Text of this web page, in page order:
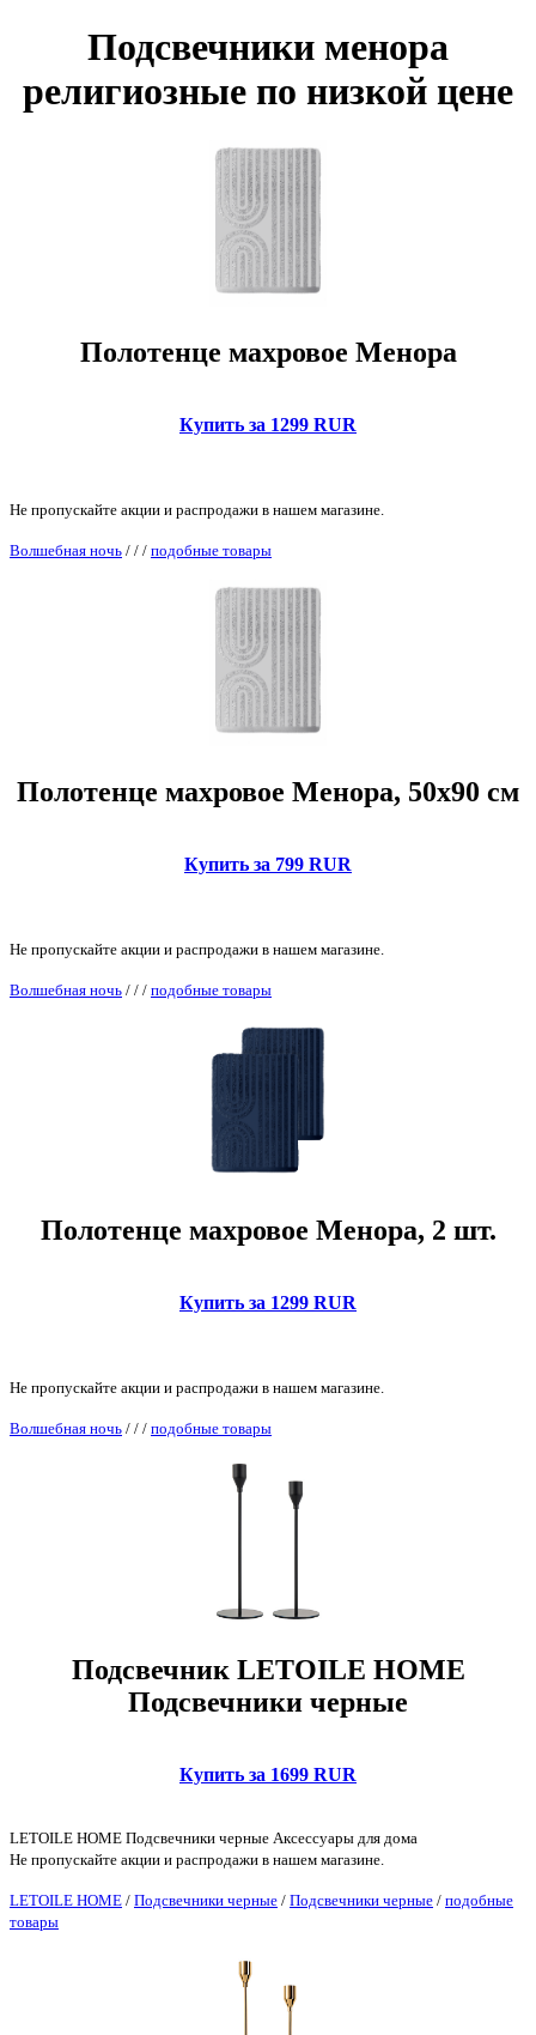
Подсвечники менора
религиозные по низкой цене
Полотенце махровое Менора
Купить за 1299 RUR
Не пропускайте акции и распродажи в нашем магазине.
Волшебная ночь / / / подобные товары
Полотенце махровое Менора, 50x90 см
Купить за 799 RUR
Не пропускайте акции и распродажи в нашем магазине.
Волшебная ночь / / / подобные товары
Полотенце махровое Менора, 2 шт.
Купить за 1299 RUR
Не пропускайте акции и распродажи в нашем магазине.
Волшебная ночь / / / подобные товары
Подсвечник LETOILE HOME
Подсвечники черные
Купить за 1699 RUR
LETOILE HOME Подсвечники черные Аксессуары для дома
Не пропускайте акции и распродажи в нашем магазине.
LETOILE HOME / Подсвечники черные / Подсвечники черные / подобные
товары